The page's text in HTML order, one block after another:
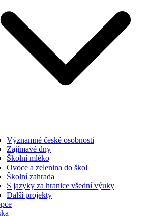
Významné české osobnosti
Zajímavé dny
Školní mléko
Ovoce a zelenina do škol
Školní zahrada
S jazyky za hranice všední výuky
Další projekty